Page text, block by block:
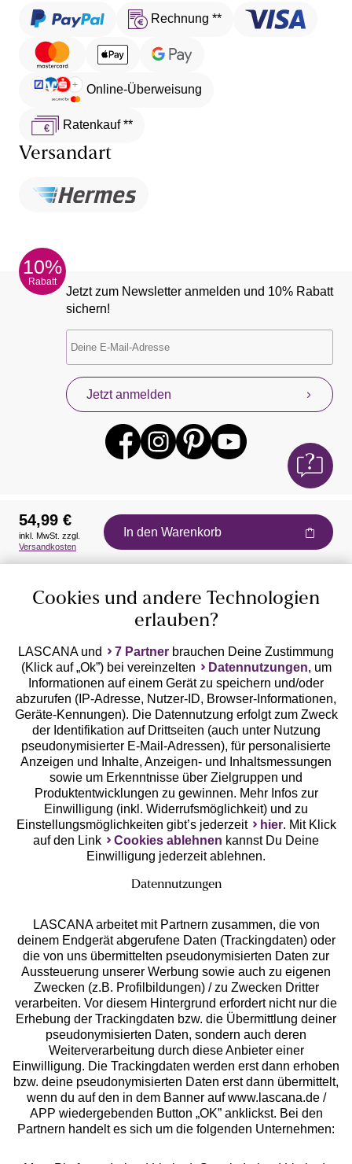
Rechnung **
Online-Überweisung
Ratenkauf **
Versandart
10%
Rabatt
Jetzt zum Newsletter anmelden und 10% Rabatt
sichern!
Jetzt anmelden
Auszeichnungen
Geprüfte Sicherheit
Unsere Apps
Services
Beratung
Über uns
Rechtliches
54,99 €
inkl. MwSt. zzgl.
Versandkosten
In den Warenkorb
Cookies und andere Technologien
erlauben?
LASCANA und 7 Partner brauchen Deine Zustimmung
(Klick auf „Ok”) bei vereinzelten
Datennutzungen, um
Informationen auf einem Gerät zu speichern und/oder
abzurufen (IP-Adresse, Nutzer-ID, Browser-Informationen,
Geräte-Kennungen). Die Datennutzung erfolgt zum Zweck
der Identifikation auf Drittseiten (auch unter Nutzung
pseudonymisierter E-Mail-Adressen), für personalisierte
Anzeigen und Inhalte, Anzeigen- und Inhaltsmessungen
sowie um Erkenntnisse über Zielgruppen und
Produktentwicklungen zu gewinnen. Mehr Infos zur
Einwilligung (inkl. Widerrufsmöglichkeit) und zu
Einstellungsmöglichkeiten gibt’s jederzeit
hier. Mit Klick
auf den Link
Cookies ablehnen kannst Du Deine
Einwilligung jederzeit ablehnen.
Datennutzungen
LASCANA arbeitet mit Partnern zusammen, die von
deinem Endgerät abgerufene Daten (Trackingdaten) oder
die von uns übermittelten pseudonymisierten Daten zur
Aussteuerung unserer Werbung sowie auch zu eigenen
Zwecken (z.B. Profilbildungen) / zu Zwecken Dritter
verarbeiten. Vor diesem Hintergrund erfordert nicht nur die
Erhebung der Trackingdaten bzw. die Übermittlung deiner
pseudonymisierten Daten, sondern auch deren
Weiterverarbeitung durch diese Anbieter einer
Einwilligung. Die Trackingdaten werden erst dann erhoben
bzw. deine pseudonymisierten Daten erst dann übermittelt,
wenn du auf den in dem Banner auf www.lascana.de /
APP wiedergebenden Button „OK” anklickst. Bei den
Partnern handelt es sich um die folgenden Unternehmen: